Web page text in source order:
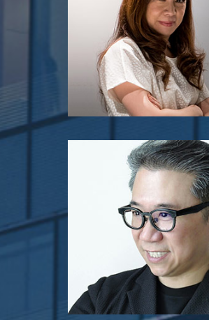
陳卓卓
負責人
The Mills 南豐紗廠
嚴志明教授, 太平紳士
企業創辦人兼首席設計師
科譽(香港)有限公司